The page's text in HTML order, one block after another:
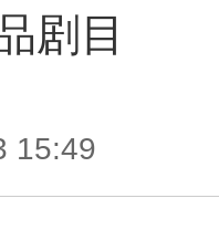
剧目
15:49